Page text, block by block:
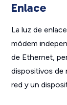
Enlace
La luz de
módem
de Ethernet,
dispositivos de
red y un